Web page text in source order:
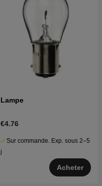
Lampe
€4.76
Sur commande. Exp. sous 2–5
j
Acheter